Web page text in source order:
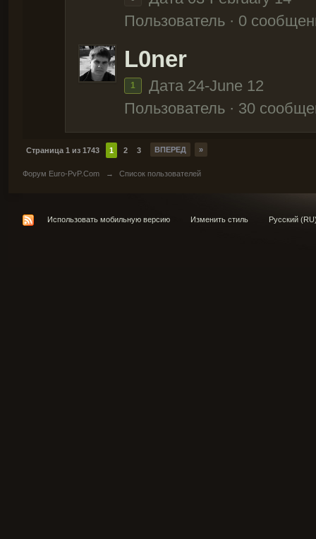
Пользователь · 0
L0ner
1
Дата 24-June 12
Пользователь · 30
Страница 1 из 1743 1 2 3 ВПЕРЕД »
Форум Euro-PvP.Com → Список пользователей
Использовать мобильную версию Изменить стиль Русский